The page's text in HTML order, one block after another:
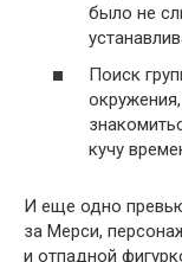
было не
Поиск
кучу
И еще одно
за Мерси,
и отпадной